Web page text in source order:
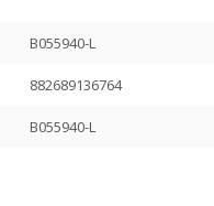
B055940-L
882689136764
B055940-L